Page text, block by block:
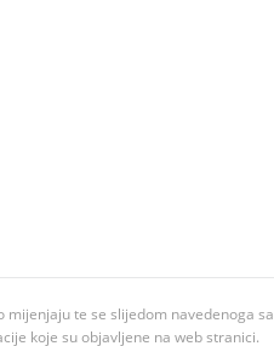
te se slijedom navedenoga
koje su objavljene na web stranici.